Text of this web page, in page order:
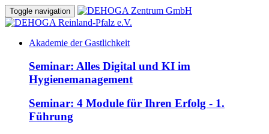
Toggle navigation
Akademie der Gastlichkeit
Seminar: Alles Digital und KI im
Hygienemanagement
Seminar: 4 Module für Ihren Erfolg - 1.
Führung